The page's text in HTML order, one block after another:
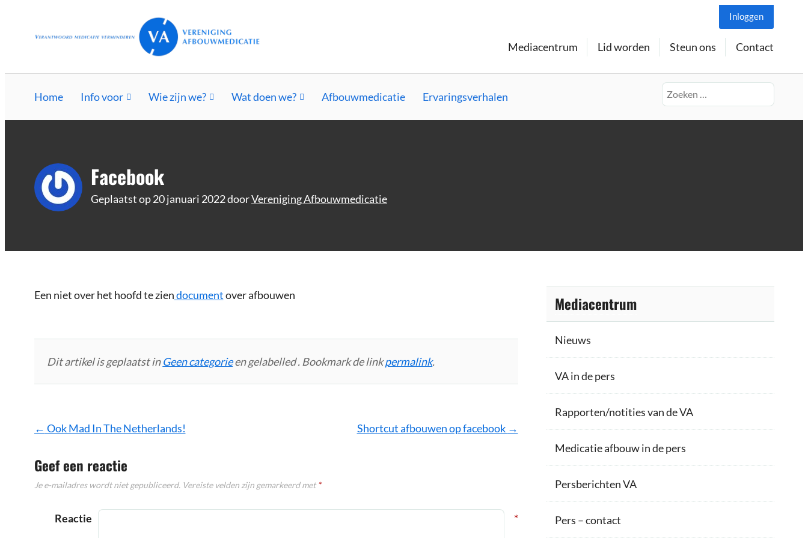
Vereniging Afbouwmedicatie
Verantwoord afbouwen Inloggen
Mediacentrum Lid worden Steun ons Contact
Home Info voor Wie zijn we? Wat doen we? Afbouwmedicatie Ervaringsverhalen
Zoeken
naar:
Facebook
Geplaatst op20 januari 2022doorVereniging Afbouwmedicatie
Een niet over het hoofd te ziendocumentover afbouwen
Dit artikel is geplaatst inGeen categorieen gelabelled . Bookmark de linkpermalink.
Bericht
← Ook Mad In The Netherlands! Shortcut afbouwen op facebook →
Geef een reactie
Je e-mailadres wordt niet gepubliceerd. Vereiste velden zijn gemarkeerd met*
Reactie *
Mediacentrum
Nieuws
VA in de pers
Rapporten/notities van de VA
Medicatie afbouw in de pers
Persberichten VA
Pers – contact